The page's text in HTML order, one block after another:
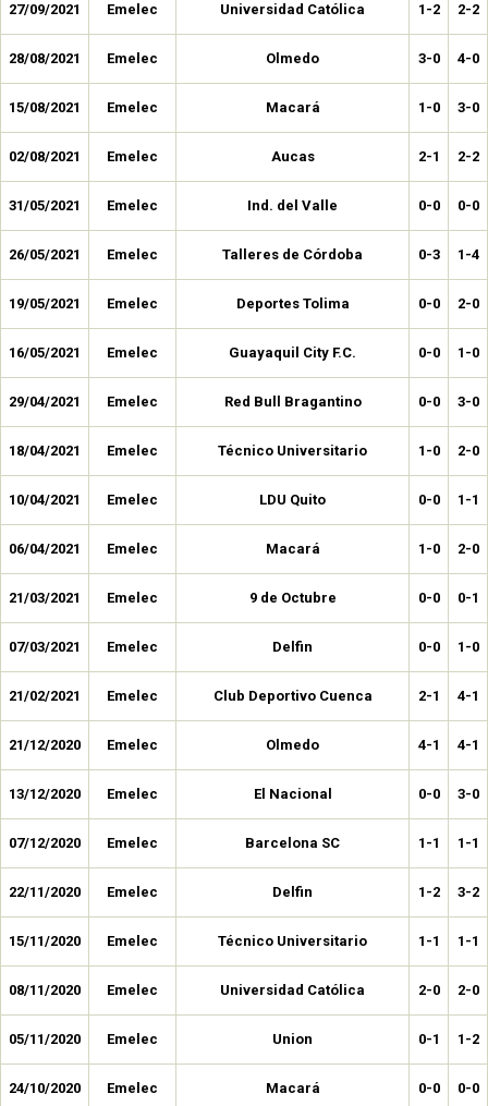
27/09/2021 Emelec Universidad Católica 1-2 2-2
28/08/2021 Emelec Olmedo 3-0 4-0
15/08/2021 Emelec Macará 1-0 3-0
02/08/2021 Emelec Aucas 2-1 2-2
31/05/2021 Emelec Ind. del Valle 0-0 0-0
26/05/2021 Emelec Talleres de Córdoba 0-3 1-4
19/05/2021 Emelec Deportes Tolima 0-0 2-0
16/05/2021 Emelec Guayaquil City F.C. 0-0 1-0
29/04/2021 Emelec Red Bull Bragantino 0-0 3-0
18/04/2021 Emelec Técnico Universitario 1-0 2-0
10/04/2021 Emelec LDU Quito 0-0 1-1
06/04/2021 Emelec Macará 1-0 2-0
21/03/2021 Emelec 9 de Octubre 0-0 0-1
07/03/2021 Emelec Delfin 0-0 1-0
21/02/2021 Emelec Club Deportivo Cuenca 2-1 4-1
21/12/2020 Emelec Olmedo 4-1 4-1
13/12/2020 Emelec El Nacional 0-0 3-0
07/12/2020 Emelec Barcelona SC 1-1 1-1
22/11/2020 Emelec Delfin 1-2 3-2
15/11/2020 Emelec Técnico Universitario 1-1 1-1
08/11/2020 Emelec Universidad Católica 2-0 2-0
05/11/2020 Emelec Union 0-1 1-2
24/10/2020 Emelec Macará 0-0 0-0